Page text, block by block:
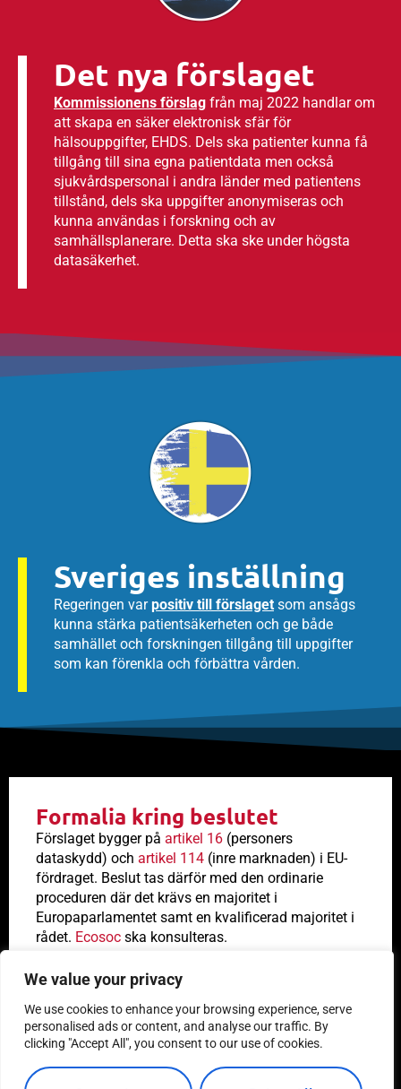
We value your privacy
We use cookies to enhance your browsing experience, serve
personalised ads or content, and analyse our traffic. By
clicking "Accept All", you consent to our use of cookies.
Det nya förslaget
Kommissionens förslag från maj 2022 handlar om
att skapa en säker elektronisk sfär för
hälsouppgifter, EHDS. Dels ska patienter kunna få
tillgång till sina egna patientdata men också
sjukvårdspersonal i andra länder med patientens
tillstånd, dels ska uppgifter anonymiseras och
kunna användas i forskning och av
samhällsplanerare. Detta ska ske under högsta
datasäkerhet.
Sveriges inställning
Regeringen varpositiv till förslaget som ansågs
kunna stärka patientsäkerheten och ge både
samhället och forskningen tillgång till uppgifter
som kan förenkla och förbättra vården.
Formalia kring beslutet
Förslaget bygger på artikel 16 (personers
dataskydd) och artikel 114 (inre marknaden) i EU-
fördraget. Beslut tas därför med den ordinarie
proceduren där det krävs en majoritet i
Europaparlamentet samt en kvalificerad majoritet i
rådet. Ecosoc ska konsulteras.
Vad händer nu?
Ministerrådettog sin positionden 6 december 2023.